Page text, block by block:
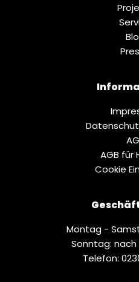
AGB für
Cookie
Montag -
Sonntag:
Telefon: